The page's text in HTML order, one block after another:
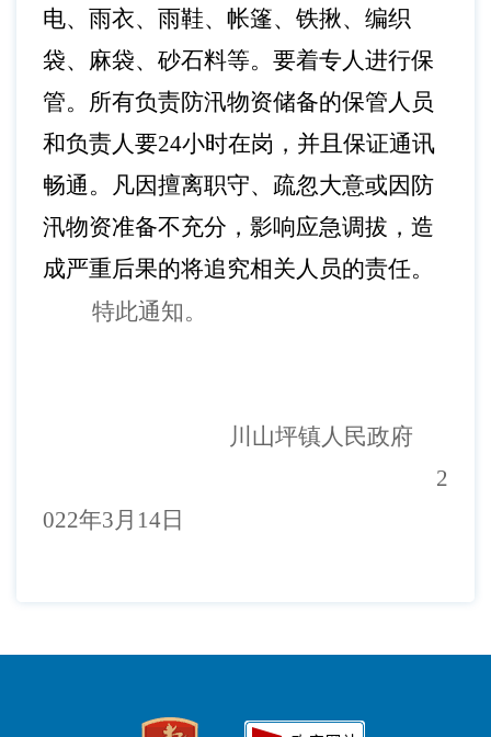
电、雨衣、雨鞋、帐篷、铁揪、编织
袋、麻袋、砂石料等。要着专人进行保
管。所有负责防汛物资储备的保管人员
和负责人要24小时在岗，并且保证通讯
畅通。凡因擅离职守、疏忽大意或因防
汛物资准备不充分，影响应急调拔，造
成严重后果的将追究相关人员的责任。
特此通知。
川山坪镇人民政府
2
022年3月 14日